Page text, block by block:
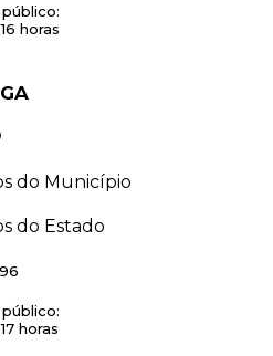
horas
do Município
do Estado
horas